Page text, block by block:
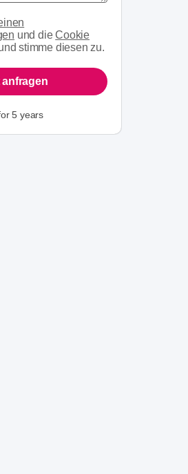
und dieCookie
stimme diesen zu.
5 years